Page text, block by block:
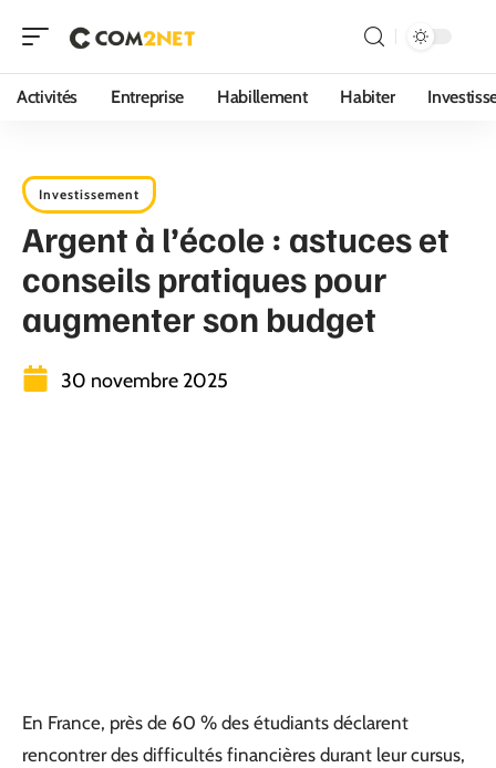
Activités Entreprise Habillement Habiter
Investissement
Argent à l’école : astuces et
conseils pratiques pour
augmenter son budget
30 novembre 2025
En France, près de 60 % des étudiants déclarent
rencontrer des difficultés financières durant leur cursus,